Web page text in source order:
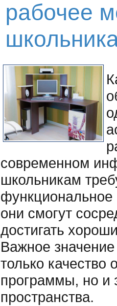
рабочее
современном
школьникам
функциональное
они смогут
достигать
Важное
только качество
программы, но и
пространства.